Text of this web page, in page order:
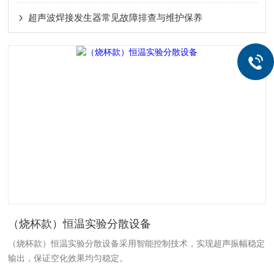
超声波焊接发生器常见故障排查与维护保养
（烧杯款）恒温实验分散设备
（烧杯款）恒温实验分散设备采用智能控制技术，实现超声振幅稳定
输出，保证空化效果均匀稳定。